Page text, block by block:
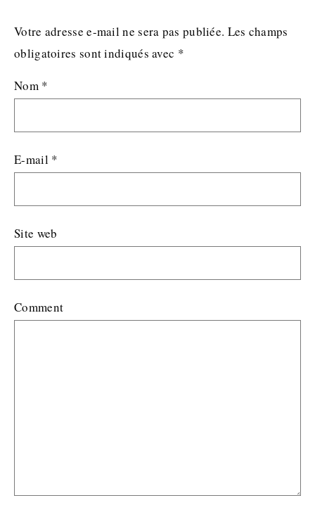
Votre adresse e-mail ne sera pas publiée. Les champs
obligatoires sont indiqués avec *
Nom *
E-mail *
Site web
Comment